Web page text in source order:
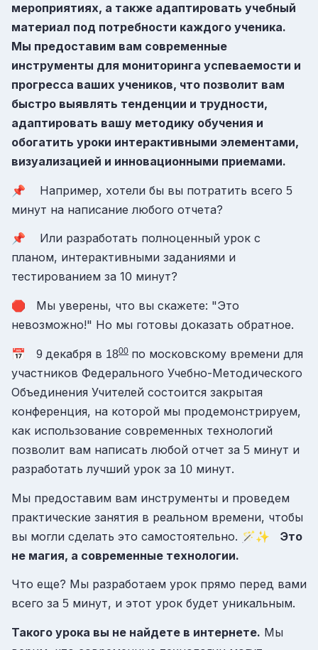
мероприятиях, а также адаптировать учебный
материал под потребности каждого ученика.
Мы предоставим вам современные
инструменты для мониторинга успеваемости и
прогресса ваших учеников, что позволит вам
быстро выявлять тенденции и трудности,
адаптировать вашу методику обучения и
обогатить уроки интерактивными элементами,
визуализацией и инновационными приемами.
📌 Например, хотели бы вы потратить всего 5
минут на написание любого отчета?
📌 Или разработать полноценный урок с
планом, интерактивными заданиями и
тестированием за 10 минут?
🛑 Мы уверены, что вы скажете: "Это
невозможно!" Но мы готовы доказать обратное.
📅 9 декабря в 1800 по московскому времени для
участников Федерального Учебно-Методического
Объединения Учителей состоится закрытая
конференция, на которой мы продемонстрируем,
как использование современных технологий
позволит вам написать любой отчет за 5 минут и
разработать лучший урок за 10 минут.
Мы предоставим вам инструменты и проведем
практические занятия в реальном времени, чтобы
вы могли сделать это самостоятельно. 🪄✨ Это
не магия, а современные технологии.
Что еще? Мы разработаем урок прямо перед вами
всего за 5 минут, и этот урок будет уникальным.
Такого урока вы не найдете в интернете. Мы